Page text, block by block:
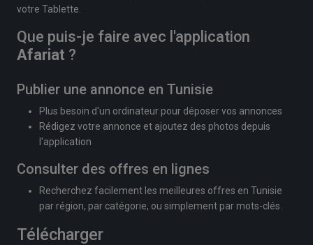
votre Tablette.
Que puis-je faire avec l'application
Afariat ?
Publier une annonce en Tunisie
Plus besoin d'un ordinateur pour déposer vos annonces
Rédigez votre annonce et ajoutez des photos depuis
l'application
Consulter des offres en lignes
Recherchez facilement les meilleures offres en Tunisie
par région, par catégorie, ou simplement par mots-clés.
Télécharger